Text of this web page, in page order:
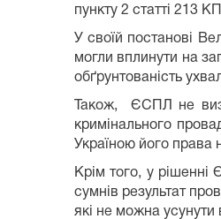
пункту 2 статті 213
У своїй постанові
могли вплинути на
обґрунтованість
Також, ЄСПЛ не
кримінального
Україною його права
Крім того, у рішенні
сумнів результат
які не можна усунути